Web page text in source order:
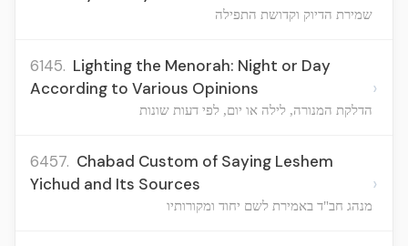
שמירת הדיוק וקדושת התפילה
6145. Lighting the Menorah: Night or Day
According to Various Opinions
הדלקת המנורה, לילה או יום, לפי דעות שונות
›
6457. Chabad Custom of Saying Leshem
Yichud and Its Sources
מנהג חב"ד באמירת לשם יחוד ומקורותיו
›